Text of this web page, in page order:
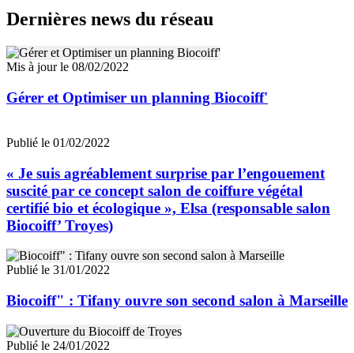
Dernières news du réseau
Mis à jour le 08/02/2022
Gérer et Optimiser un planning Biocoiff'
Publié le 01/02/2022
« Je suis agréablement surprise par l’engouement
suscité par ce concept salon de coiffure végétal
certifié bio et écologique », Elsa (responsable salon
Biocoiff’ Troyes)
Publié le 31/01/2022
Biocoiff" : Tifany ouvre son second salon à Marseille
Publié le 24/01/2022